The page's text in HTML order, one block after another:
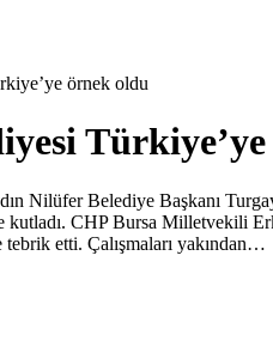
örnek oldu
Nilüfer Belediye Başkanı
kutladı. CHP Bursa Milletvekili
tebrik etti. Çalışmaları yakından…